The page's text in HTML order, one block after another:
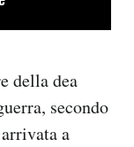
della dea
secondo
a